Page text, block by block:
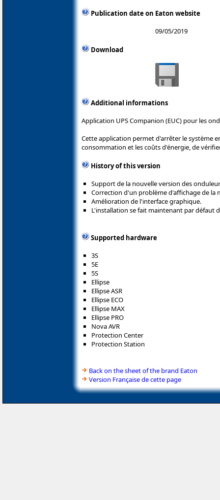
Publication date on Eaton website
09/05/2019
Download
Additional informations
Application UPS Companion (EUC) pour les
Cette application permet d'arrêter le système
consommation et les coûts d'énergie, de
History of this version
Support de la nouvelle version des
Correction d'un problème d'affichage de la
Amélioration de l'interface graphique.
L'installation se fait maintenant par défaut
Supported hardware
3S
5E
5S
Ellipse
Ellipse ASR
Ellipse ECO
Ellipse MAX
Ellipse PRO
Nova AVR
Protection Center
Protection Station
Back on the sheet of the brand Eaton
Version Française de cette page